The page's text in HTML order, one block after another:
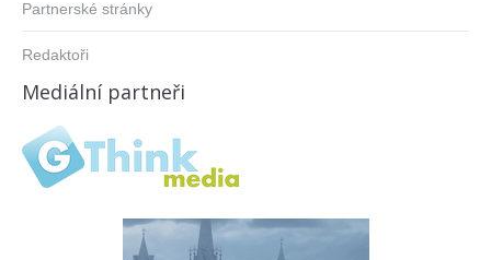
Partnerské stránky
Redaktoři
Mediální partneři